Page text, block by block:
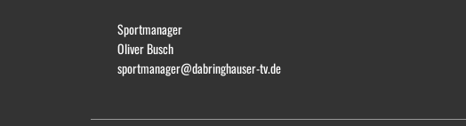
Sportmanager
Oliver Busch
sportmanager@dabringhauser-tv.de